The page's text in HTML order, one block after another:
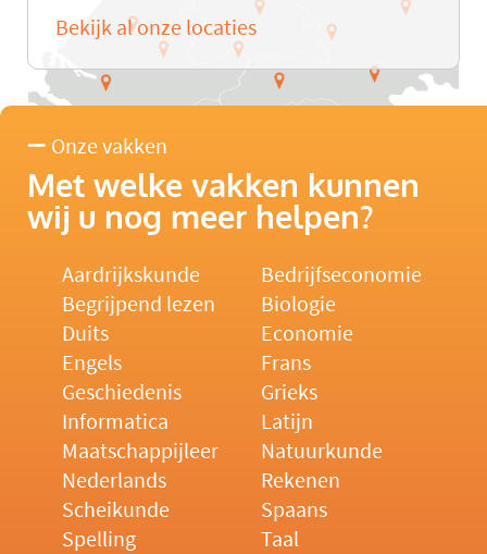
Bekijk al onze locaties
Onze vakken
Met welke vakken kunnen
wij u nog meer helpen?
Aardrijkskunde
Bedrijfseconomie
Begrijpend lezen
Biologie
Duits
Economie
Engels
Frans
Geschiedenis
Grieks
Informatica
Latijn
Maatschappijleer
Natuurkunde
Nederlands
Rekenen
Scheikunde
Spaans
Spelling
Taal